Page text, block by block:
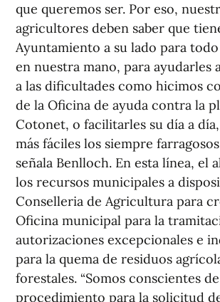
que queremos ser. Por eso,
agricultores deben saber que
Ayuntamiento a su lado para
en nuestra mano, para ayudarles
a las dificultades como hicimos
de la Oficina de ayuda contra la
Cotonet, o facilitarles su día a
más fáciles los siempre
señala Benlloch. En esta línea, el
los recursos municipales a
Conselleria de Agricultura para
Oficina municipal para la
autorizaciones excepcionales e
para la quema de residuos
forestales. “Somos conscientes
procedimiento para la solicitud